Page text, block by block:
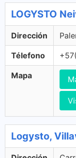
LOGYSTO
Dirección
Télefono
Mapa
Logysto,